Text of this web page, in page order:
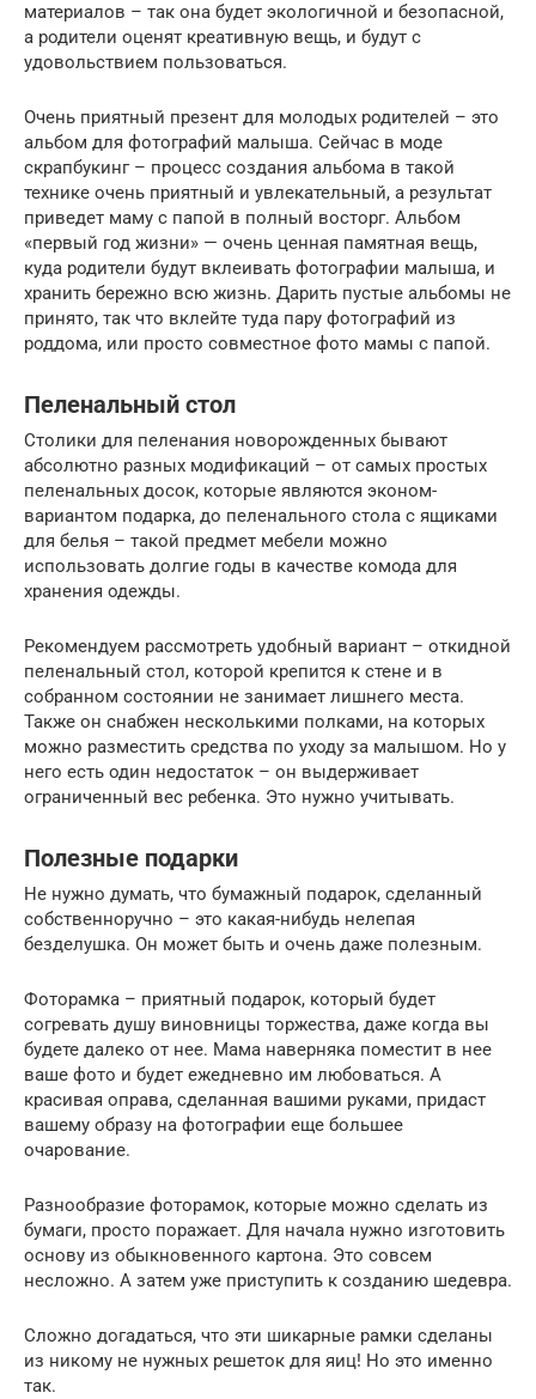
материалов – так она будет экологичной и безопасной,
а родители оценят креативную вещь, и будут с
удовольствием пользоваться.
Очень приятный презент для молодых родителей – это
альбом для фотографий малыша. Сейчас в моде
скрапбукинг – процесс создания альбома в такой
технике очень приятный и увлекательный, а результат
приведет маму с папой в полный восторг. Альбом
«первый год жизни» — очень ценная памятная вещь,
куда родители будут вклеивать фотографии малыша, и
хранить бережно всю жизнь. Дарить пустые альбомы не
принято, так что вклейте туда пару фотографий из
роддома, или просто совместное фото мамы с папой.
Пеленальный стол
Столики для пеленания новорожденных бывают
абсолютно разных модификаций – от самых простых
пеленальных досок, которые являются эконом-
вариантом подарка, до пеленального стола с ящиками
для белья – такой предмет мебели можно
использовать долгие годы в качестве комода для
хранения одежды.
Рекомендуем рассмотреть удобный вариант – откидной
пеленальный стол, которой крепится к стене и в
собранном состоянии не занимает лишнего места.
Также он снабжен несколькими полками, на которых
можно разместить средства по уходу за малышом. Но у
него есть один недостаток – он выдерживает
ограниченный вес ребенка. Это нужно учитывать.
Полезные подарки
Не нужно думать, что бумажный подарок, сделанный
собственноручно – это какая-нибудь нелепая
безделушка. Он может быть и очень даже полезным.
Фоторамка – приятный подарок, который будет
согревать душу виновницы торжества, даже когда вы
будете далеко от нее. Мама наверняка поместит в нее
ваше фото и будет ежедневно им любоваться. А
красивая оправа, сделанная вашими руками, придаст
вашему образу на фотографии еще большее
очарование.
Разнообразие фоторамок, которые можно сделать из
бумаги, просто поражает. Для начала нужно изготовить
основу из обыкновенного картона. Это совсем
несложно. А затем уже приступить к созданию шедевра.
Сложно догадаться, что эти шикарные рамки сделаны
из никому не нужных решеток для яиц! Но это именно
так.